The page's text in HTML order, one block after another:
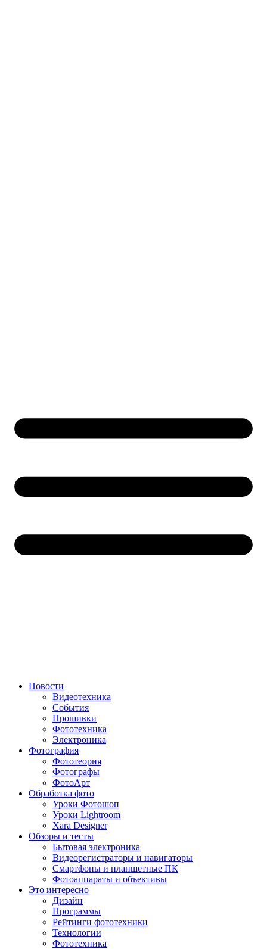
Новости
Видеотехника
События
Прошивки
Фототехника
Электроника
Фотография
Фототеория
Фотографы
ФотоАрт
Обработка фото
Уроки Фотошоп
Уроки Lightroom
Xara Designer
Обзоры и тесты
Бытовая электроника
Видеорегистраторы и навигаторы
Смартфоны и планшетные ПК
Фотоаппараты и объективы
Это интересно
Дизайн
Программы
Рейтинги фототехники
Технологии
Фототехника